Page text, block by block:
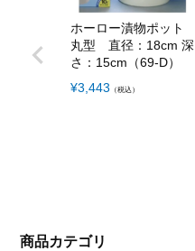
ホーロー漬物ポット
丸型 直径：18cm 深
さ：15cm（69-D）
¥3,443 （税込）
商品カテゴリ